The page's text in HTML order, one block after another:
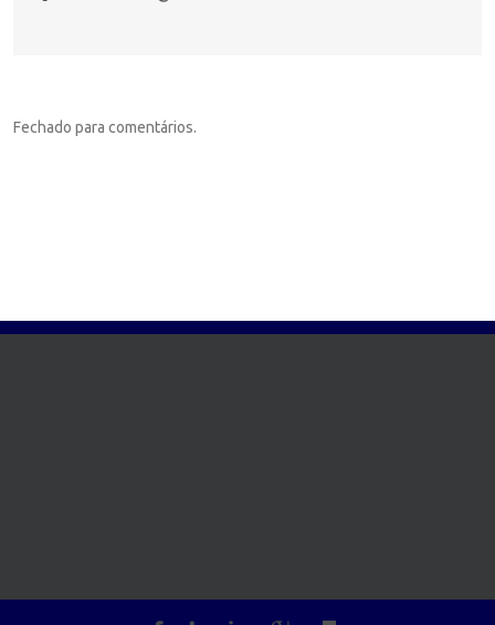
Fechado para comentários.